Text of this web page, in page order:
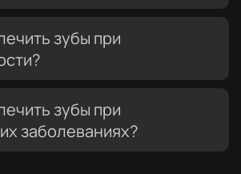
зубы при
зубы при
заболеваниях?